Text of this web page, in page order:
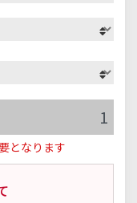
となります